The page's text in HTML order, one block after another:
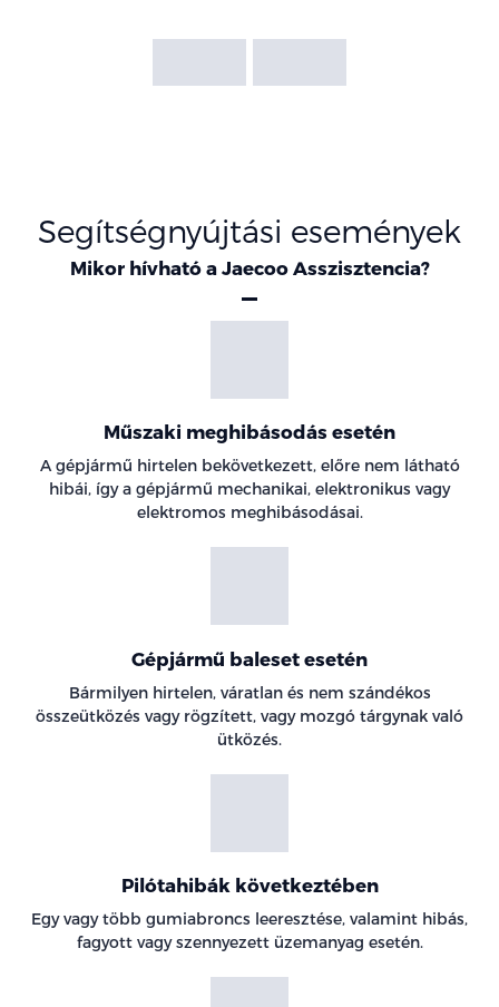
Segítségnyújtási események
Mikor hívható a Jaecoo Asszisztencia?
Műszaki meghibásodás esetén
A gépjármű hirtelen bekövetkezett, előre nem látható
hibái, így a gépjármű mechanikai, elektronikus vagy
elektromos meghibásodásai.
Gépjármű baleset esetén
Bármilyen hirtelen, váratlan és nem szándékos
összeütközés vagy rögzített, vagy mozgó tárgynak való
ütközés.
Pilótahibák következtében
Egy vagy több gumiabroncs leeresztése, valamint hibás,
fagyott vagy szennyezett üzemanyag esetén.